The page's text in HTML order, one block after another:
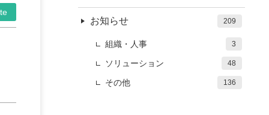
お知らせ 209
組織・人事 3
ソリューション 48
その他 136